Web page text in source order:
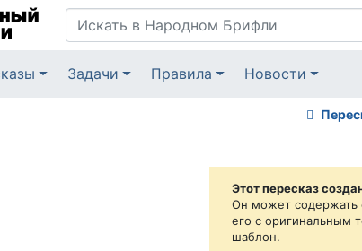
Задачи Правила Новости
Этот пересказ
Он может содержать
его с оригинальным
шаблон.